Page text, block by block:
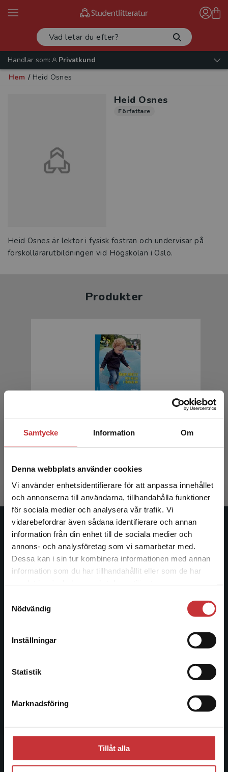
Samtycke Information Om
Denna webbplats använder cookies
Vi använder enhetsidentifierare för att anpassa innehållet
och annonserna till användarna, tillhandahålla funktioner
för sociala medier och analysera vår trafik. Vi
vidarebefordrar även sådana identifierare och annan
information från din enhet till de sociala medier och
annons- och analysföretag som vi samarbetar med.
Dessa kan i sin tur kombinera informationen med annan
information som du har tillhandahållit eller som de har
Nödvändig
Inställningar
Statistik
Marknadsföring
Tillåt alla
Begränsad fraktregion
Det verkar som att du besöker
studentlitteratur.se via en enhet utanför Sverige.
Vi erbjuder inte leveranser utanför Sverige. För
att kunna slutföra ett köp måste
Handlar som:
Privatkund
Hem / Heid Osnes
Heid Osnes
Författare
Heid Osnes är lektor i fysisk fostran och undervisar på
förskollärarutbildningen vid Högskolan i Oslo.
Produkter
Kropp, rörelse och hälsa i förskolan
Osnes, Heid m.fl.
Exkl. moms: 319 kr
Studentlitteratur
Studentlitteratur grundades 1963 och är idag Sveriges
ledande utbildningsförlag. Med läromedel, kurslitteratur,
längs hela kunskapsresan.
Kontakta oss
046-31 20 00
Box 141
Åkergränden 1